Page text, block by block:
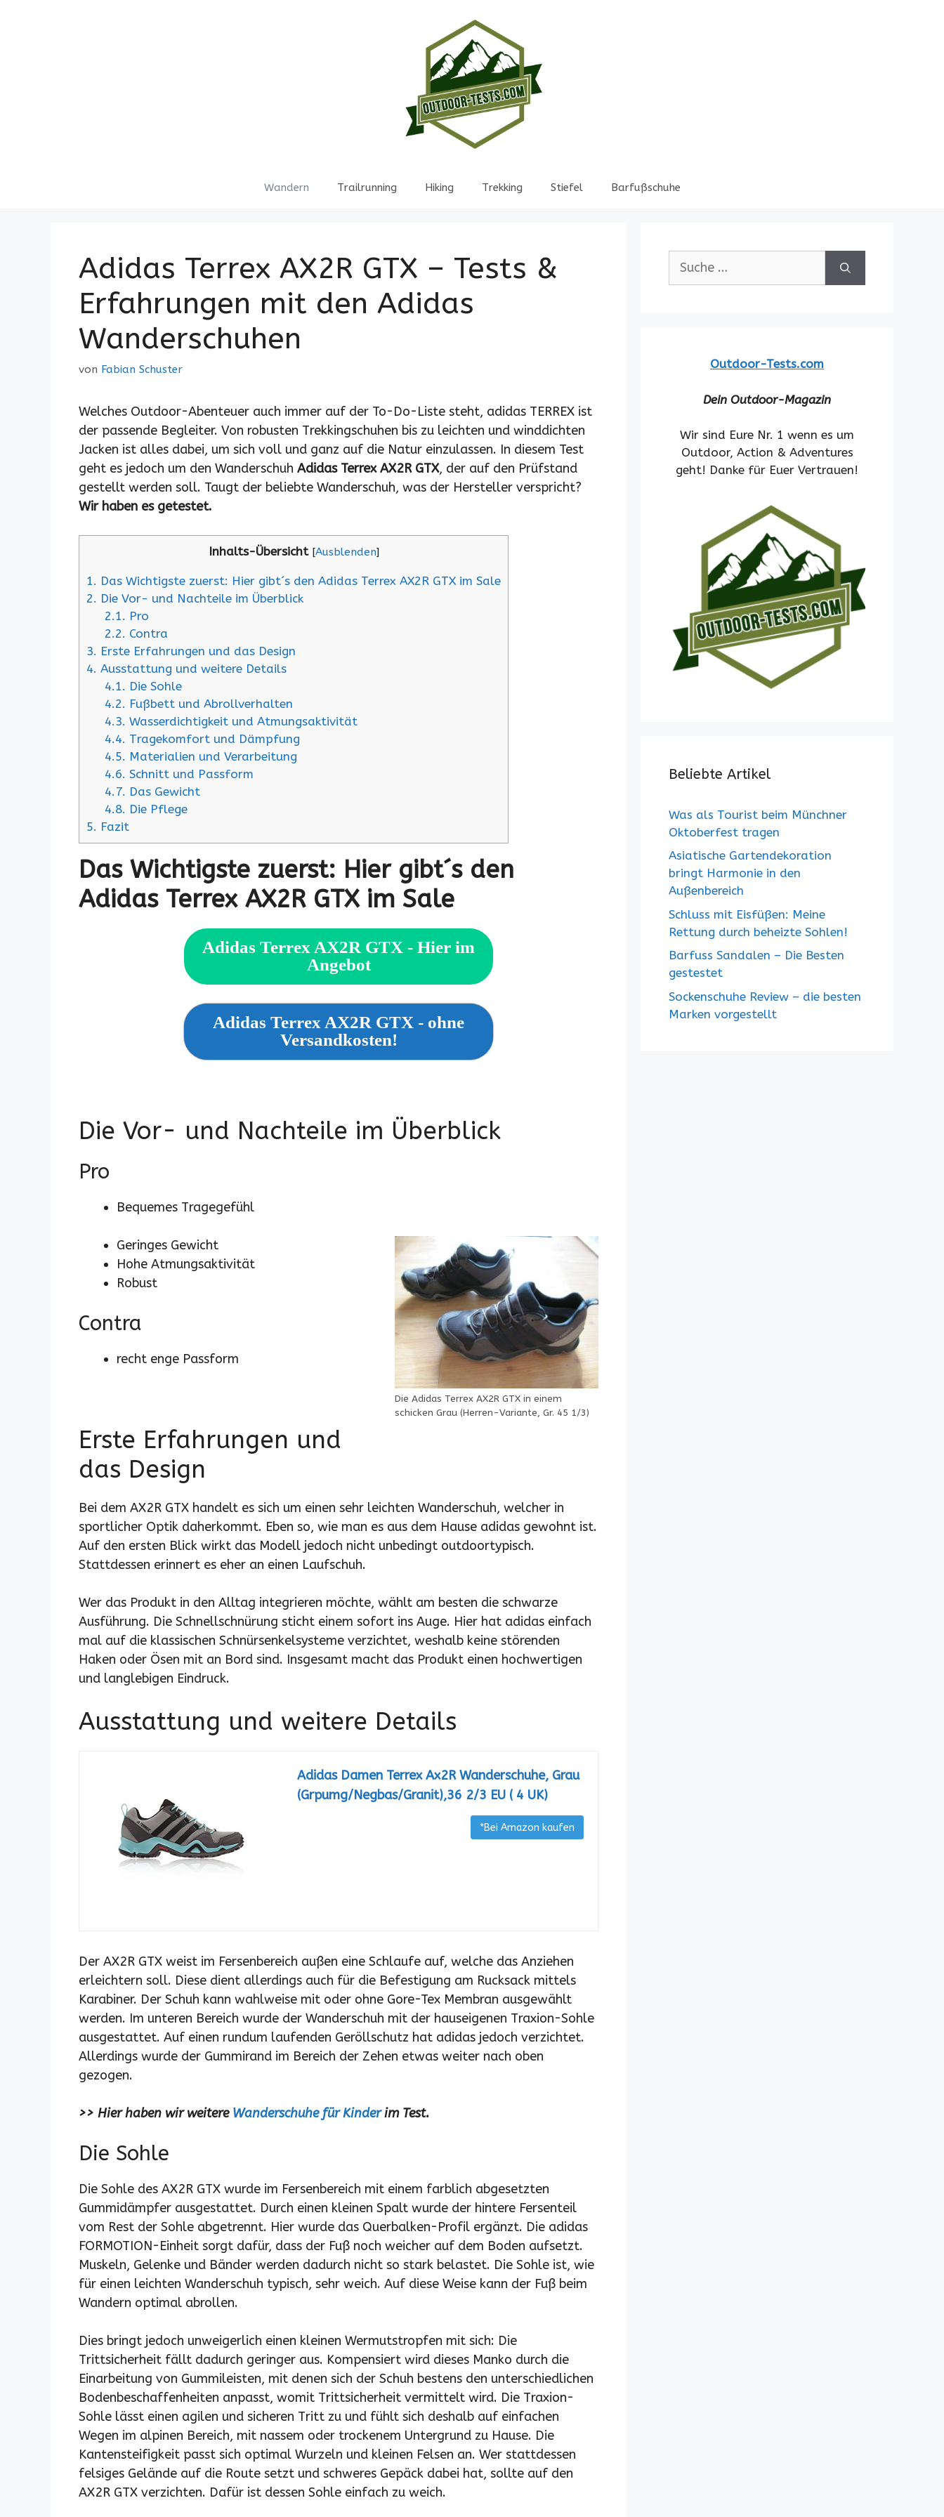
Wandern Trailrunning Hiking Trekking Stiefel Barfußschuhe
Adidas Terrex AX2R GTX – Tests &
Erfahrungen mit den Adidas
Wanderschuhen
von Fabian Schuster
Welches Outdoor-Abenteuer auch immer auf der To-Do-Liste steht, adidas TERREX ist
der passende Begleiter. Von robusten Trekkingschuhen bis zu leichten und winddichten
Jacken ist alles dabei, um sich voll und ganz auf die Natur einzulassen. In diesem Test
geht es jedoch um den Wanderschuh Adidas Terrex AX2R GTX, der auf den Prüfstand
gestellt werden soll. Taugt der beliebte Wanderschuh, was der Hersteller verspricht?
Wir haben es getestet.
Inhalts-Übersicht [Ausblenden]
1. Das Wichtigste zuerst: Hier gibt´s den Adidas Terrex AX2R GTX im Sale
2. Die Vor- und Nachteile im Überblick
2.1. Pro
2.2. Contra
3. Erste Erfahrungen und das Design
4. Ausstattung und weitere Details
4.1. Die Sohle
4.2. Fußbett und Abrollverhalten
4.3. Wasserdichtigkeit und Atmungsaktivität
4.4. Tragekomfort und Dämpfung
4.5. Materialien und Verarbeitung
4.6. Schnitt und Passform
4.7. Das Gewicht
4.8. Die Pflege
5. Fazit
Das Wichtigste zuerst: Hier gibt´s den
Adidas Terrex AX2R GTX im Sale
Adidas Terrex AX2R GTX - Hier im
Angebot
Adidas Terrex AX2R GTX - ohne
Versandkosten!
Die Vor- und Nachteile im Überblick
Pro
Bequemes Tragegefühl
Die Adidas Terrex AX2R GTX in einem
schicken Grau (Herren-Variante, Gr. 45 1/3)
Geringes Gewicht
Hohe Atmungsaktivität
Robust
Contra
recht enge Passform
Erste Erfahrungen und
das Design
Bei dem AX2R GTX handelt es sich um einen sehr leichten Wanderschuh, welcher in
sportlicher Optik daherkommt. Eben so, wie man es aus dem Hause adidas gewohnt ist.
Auf den ersten Blick wirkt das Modell jedoch nicht unbedingt outdoortypisch.
Stattdessen erinnert es eher an einen Laufschuh.
Wer das Produkt in den Alltag integrieren möchte, wählt am besten die schwarze
Ausführung. Die Schnellschnürung sticht einem sofort ins Auge. Hier hat adidas einfach
mal auf die klassischen Schnürsenkelsysteme verzichtet, weshalb keine störenden
Haken oder Ösen mit an Bord sind. Insgesamt macht das Produkt einen hochwertigen
und langlebigen Eindruck.
Ausstattung und weitere Details
Adidas Damen Terrex Ax2R Wanderschuhe, Grau
(Grpumg/Negbas/Granit),36 2/3 EU ( 4 UK)
*Bei Amazon kaufen
Der AX2R GTX weist im Fersenbereich außen eine Schlaufe auf, welche das Anziehen
erleichtern soll. Diese dient allerdings auch für die Befestigung am Rucksack mittels
Karabiner. Der Schuh kann wahlweise mit oder ohne Gore-Tex Membran ausgewählt
werden. Im unteren Bereich wurde der Wanderschuh mit der hauseigenen Traxion-Sohle
ausgestattet. Auf einen rundum laufenden Geröllschutz hat adidas jedoch verzichtet.
Allerdings wurde der Gummirand im Bereich der Zehen etwas weiter nach oben
gezogen.
>> Hier haben wir weitere Wanderschuhe für Kinderim Test.
Die Sohle
Die Sohle des AX2R GTX wurde im Fersenbereich mit einem farblich abgesetzten
Gummidämpfer ausgestattet. Durch einen kleinen Spalt wurde der hintere Fersenteil
vom Rest der Sohle abgetrennt. Hier wurde das Querbalken-Profil ergänzt. Die adidas
FORMOTION-Einheit sorgt dafür, dass der Fuß noch weicher auf dem Boden aufsetzt.
Muskeln, Gelenke und Bänder werden dadurch nicht so stark belastet. Die Sohle ist, wie
für einen leichten Wanderschuh typisch, sehr weich. Auf diese Weise kann der Fuß beim
Wandern optimal abrollen.
Dies bringt jedoch unweigerlich einen kleinen Wermutstropfen mit sich: Die
Trittsicherheit fällt dadurch geringer aus. Kompensiert wird dieses Manko durch die
Einarbeitung von Gummileisten, mit denen sich der Schuh bestens den unterschiedlichen
Bodenbeschaffenheiten anpasst, womit Trittsicherheit vermittelt wird. Die Traxion-
Sohle lässt einen agilen und sicheren Tritt zu und fühlt sich deshalb auf einfachen
Wegen im alpinen Bereich, mit nassem oder trockenem Untergrund zu Hause. Die
Kantensteifigkeit passt sich optimal Wurzeln und kleinen Felsen an. Wer stattdessen
felsiges Gelände auf die Route setzt und schweres Gepäck dabei hat, sollte auf den
AX2R GTX verzichten. Dafür ist dessen Sohle einfach zu weich.
nach:
Outdoor-Tests.com
Dein Outdoor-Magazin
Wir sind Eure Nr. 1 wenn es um
Outdoor, Action & Adventures
geht! Danke für Euer Vertrauen!
Beliebte Artikel
Was als Tourist beim Münchner
Oktoberfest tragen
Asiatische Gartendekoration
bringt Harmonie in den
Außenbereich
Schluss mit Eisfüßen: Meine
Rettung durch beheizte Sohlen!
Barfuss Sandalen – Die Besten
gestestet
Sockenschuhe Review – die besten
Marken vorgestellt